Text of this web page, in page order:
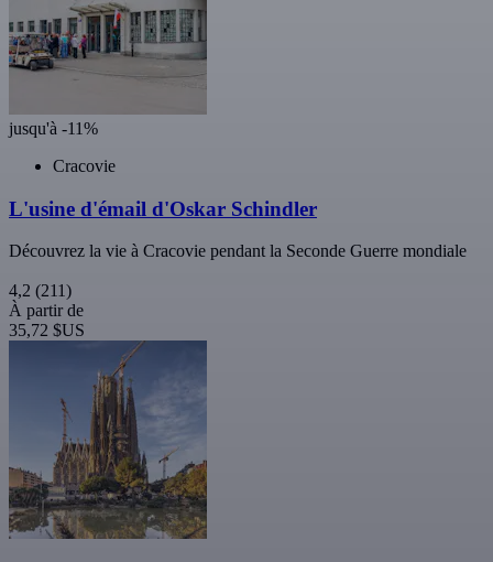
jusqu'à -11%
Cracovie
L'usine d'émail d'Oskar Schindler
Découvrez la vie à Cracovie pendant la Seconde Guerre mondiale
4,2 (211)
À partir de
35,72 $US